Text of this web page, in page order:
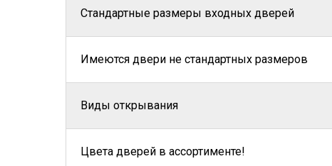
Стандартные размеры входных дверей
Имеются двери не стандартных размеров
Виды открывания
Цвета дверей в ассортименте!